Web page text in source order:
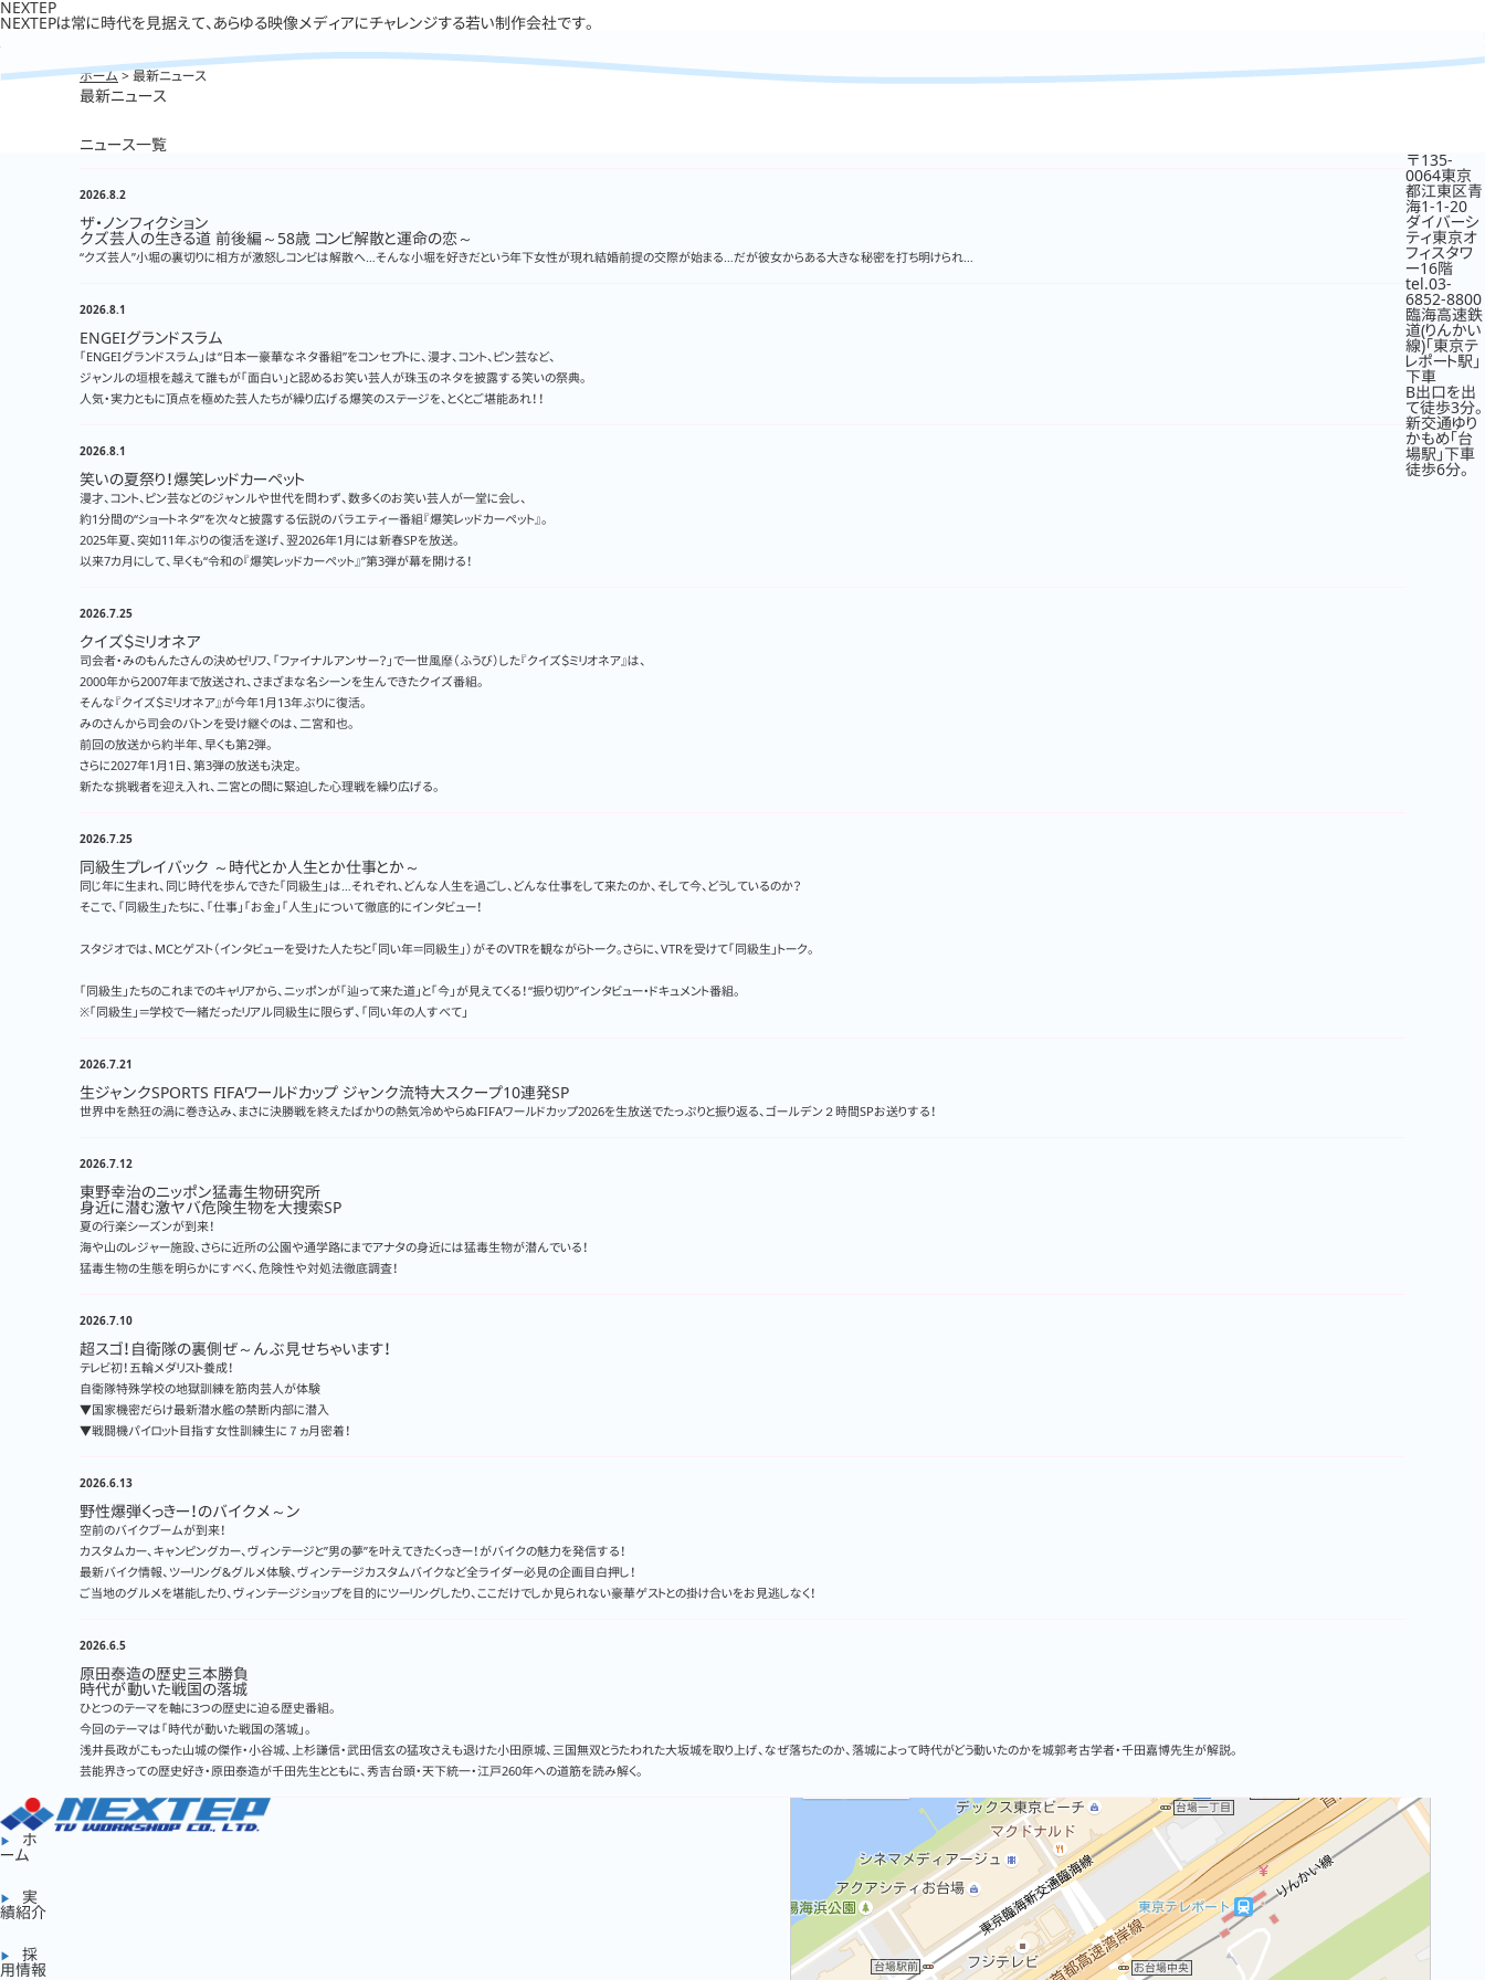
NEXTEP
NEXTEPは常に時代を見据えて、あらゆる映像メディアにチャレンジする若い制作会社です。
ホーム> 最新ニュース
最新ニュース
ニュース一覧
2026.8.2
ザ・ノンフィクション
クズ芸人の生きる道 前後編～58歳 コンビ解散と運命の恋～
“クズ芸人”小堀の裏切りに相方が激怒しコンビは解散へ…そんな小堀を好きだという年下女性が現れ結婚前提の交際が始まる…だが彼女からある大きな秘密を打ち明けられ…
2026.8.1
ENGEIグランドスラム
「ENGEIグランドスラム」は“日本一豪華なネタ番組”をコンセプトに、漫才、コント、ピン芸など、
ジャンルの垣根を越えて誰もが「面白い」と認めるお笑い芸人が珠玉のネタを披露する笑いの祭典。
人気・実力ともに頂点を極めた芸人たちが繰り広げる爆笑のステージを、とくとご堪能あれ！！
2026.8.1
笑いの夏祭り！爆笑レッドカーペット
漫才、コント、ピン芸などのジャンルや世代を問わず、数多くのお笑い芸人が一堂に会し、
約1分間の“ショートネタ”を次々と披露する伝説のバラエティー番組『爆笑レッドカーペット』。
2025年夏、突如11年ぶりの復活を遂げ、翌2026年1月には新春SPを放送。
以来7カ月にして、早くも“令和の『爆笑レッドカーペット』”第3弾が幕を開ける！
2026.7.25
クイズ＄ミリオネア
司会者・みのもんたさんの決めゼリフ、「ファイナルアンサー？」で一世風靡（ふうび）した『クイズ＄ミリオネア』は、
2000年から2007年まで放送され、さまざまな名シーンを生んできたクイズ番組。
そんな『クイズ＄ミリオネア』が今年1月13年ぶりに復活。
みのさんから司会のバトンを受け継ぐのは、二宮和也。
前回の放送から約半年、早くも第2弾。
さらに2027年1月1日、第3弾の放送も決定。
新たな挑戦者を迎え入れ、二宮との間に緊迫した心理戦を繰り広げる。
2026.7.25
同級生プレイバック ～時代とか人生とか仕事とか～
同じ年に生まれ、同じ時代を歩んできた「同級生」は…それぞれ、どんな人生を過ごし、どんな仕事をして来たのか、そして今、どうしているのか？
そこで、「同級生」たちに、「仕事」「お金」「人生」について徹底的にインタビュー！
スタジオでは、MCとゲスト（インタビューを受けた人たちと「同い年＝同級生」）がそのVTRを観ながらトーク。さらに、VTRを受けて「同級生」トーク。
「同級生」たちのこれまでのキャリアから、ニッポンが「辿って来た道」と「今」が見えてくる！“振り切り”インタビュー・ドキュメント番組。
※「同級生」＝学校で一緒だったリアル同級生に限らず、「同い年の人すべて」
2026.7.21
生ジャンクSPORTS FIFAワールドカップ ジャンク流特大スクープ10連発SP
世界中を熱狂の渦に巻き込み、まさに決勝戦を終えたばかりの熱気冷めやらぬFIFAワールドカップ2026を生放送でたっぷりと振り返る、ゴールデン２時間SPお送りする！
2026.7.12
東野幸治のニッポン猛毒生物研究所
身近に潜む激ヤバ危険生物を大捜索SP
夏の行楽シーズンが到来！
海や山のレジャー施設、さらに近所の公園や通学路にまでアナタの身近には猛毒生物が潜んでいる！
猛毒生物の生態を明らかにすべく、危険性や対処法徹底調査！
2026.7.10
超スゴ！自衛隊の裏側ぜ～んぶ見せちゃいます！
テレビ初！五輪メダリスト養成！
自衛隊特殊学校の地獄訓練を筋肉芸人が体験
▼国家機密だらけ最新潜水艦の禁断内部に潜入
▼戦闘機パイロット目指す女性訓練生に７ヵ月密着！
2026.6.13
野性爆弾くっきー！のバイクメ～ン
空前のバイクブームが到来！
カスタムカー、キャンピングカー、ヴィンテージと”男の夢”を叶えてきたくっきー！がバイクの魅力を発信する！
最新バイク情報、ツーリング&グルメ体験、ヴィンテージカスタムバイクなど全ライダー必見の企画目白押し！
ご当地のグルメを堪能したり、ヴィンテージショップを目的にツーリングしたり、ここだけでしか見られない豪華ゲストとの掛け合いをお見逃しなく！
2026.6.5
原田泰造の歴史三本勝負
時代が動いた戦国の落城
ひとつのテーマを軸に3つの歴史に迫る歴史番組。
今回のテーマは「時代が動いた戦国の落城」。
浅井長政がこもった山城の傑作・小谷城、上杉謙信・武田信玄の猛攻さえも退けた小田原城、三国無双とうたわれた大坂城を取り上げ、なぜ落ちたのか、落城によって時代がどう動いたのかを城郭考古学者・千田嘉博先生が解説。
芸能界きっての歴史好き・原田泰造が千田先生とともに、秀吉台頭・天下統一・江戸260年への道筋を読み解く。
ホ
ーム
実
績紹介
採
用情報
〒135-
0064東京
都江東区青
海1-1-20
ダイバーシ
ティ東京オ
フィスタワ
ー16階
tel.03-
6852-8800
臨海高速鉄
道(りんかい
線)「東京テ
レポート駅」
下車
B出口を出
て徒歩3分。
新交通ゆり
かもめ「台
場駅」下車
徒歩6分。